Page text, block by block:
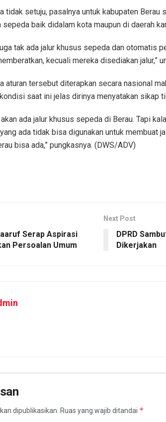
tidak setuju, pasalnya untuk kabupaten
baik didalam kota maupun di daerah
tak ada jalur khusus sepeda dan otomatis
kecuali mereka disediakan jalur,”
aturan tersebut diterapkan secara nasional
saat ini jelas dirinya menyatakan sikap
ada jalur khusus sepeda di Berau. Tapi
ada tidak bisa digunakan untuk membuat
bisa ada,” pungkasnya. (DWS/ADV)
Serap Aspirasi
Persoalan Umum
Next Post
DPRD
Dikerjakan
dipublikasikan. Ruas yang wajib ditandai *